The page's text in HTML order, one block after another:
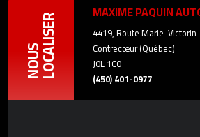
NOUS
LOCALISER
MAXIME PAQUIN
4419, Route Marie-Victorin
Contrecœur (Québec)
J0L 1C0
(450) 401-0977